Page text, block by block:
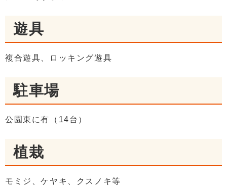
遊具
複合遊具、ロッキング遊具
駐車場
公園東に有（14台）
植栽
モミジ、ケヤキ、クスノキ等